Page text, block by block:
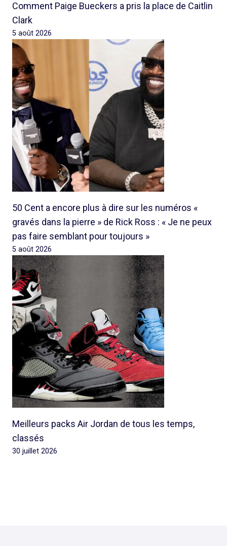
Comment Paige Bueckers a pris la place de Caitlin
Clark
5 août 2026
50 Cent a encore plus à dire sur les numéros «
gravés dans la pierre » de Rick Ross : « Je ne peux
pas faire semblant pour toujours »
5 août 2026
Meilleurs packs Air Jordan de tous les temps,
classés
30 juillet 2026